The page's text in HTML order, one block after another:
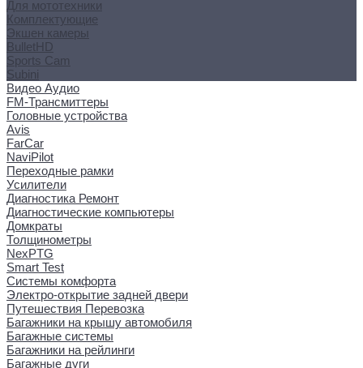
Для мототехники
Комплектующие
Экшен камеры
BulletHD
Sports Cam
Subini
Видео Аудио
FM-Трансмиттеры
Головные устройства
Avis
FarCar
NaviPilot
Переходные рамки
Усилители
Диагностика Ремонт
Диагностические компьютеры
Домкраты
Толщинометры
NexPTG
Smart Test
Системы комфорта
Электро-открытие задней двери
Путешествия Перевозка
Багажники на крышу автомобиля
Багажные системы
Багажники на рейлинги
Багажные дуги